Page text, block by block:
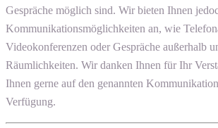
Gespräche möglich sind. Wir bieten Ihnen
Kommunikationsmöglichkeiten an, wie
Videokonferenzen oder Gespräche außerhalb
Räumlichkeiten. Wir danken Ihnen für Ihr
Ihnen gerne auf den genannten
Verfügung.